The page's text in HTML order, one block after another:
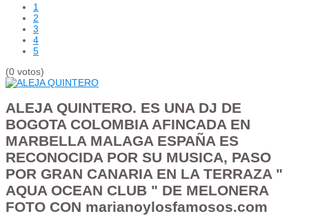
1
2
3
4
5
(0 votos)
ALEJA QUINTERO. ES UNA DJ DE
BOGOTA COLOMBIA AFINCADA EN
MARBELLA MALAGA ESPAÑA ES
RECONOCIDA POR SU MUSICA, PASO
POR GRAN CANARIA EN LA TERRAZA "
AQUA OCEAN CLUB " DE MELONERA
FOTO CON marianoylosfamosos.com